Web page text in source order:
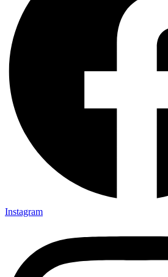
Instagram